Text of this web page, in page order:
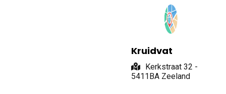
Kruidvat
Kerkstraat 32 -
5411BA Zeeland